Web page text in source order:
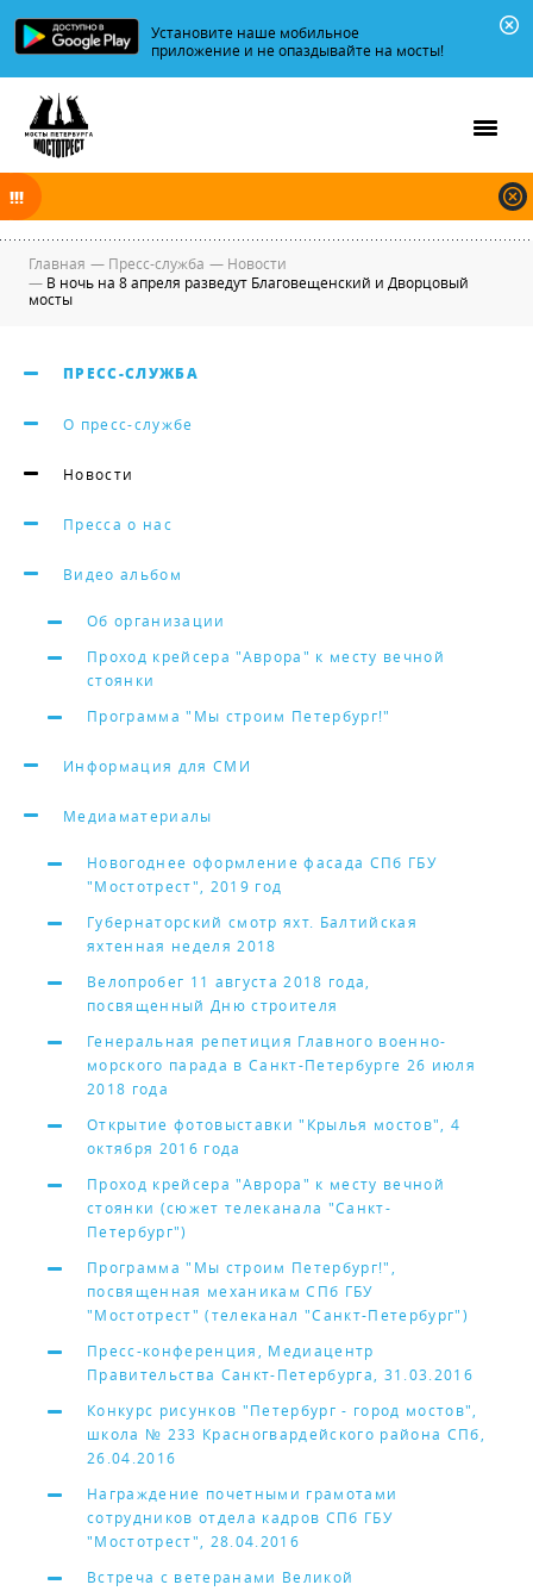
Установите наше мобильное
приложение и не опаздывайте на мосты!
В ночь на 06.08.2026 мосты по Неве и Большой Неве разводятся по
графику.
Главная — Пресс-служба — Новости
— В ночь на 8 апреля разведут Благовещенский и Дворцовый
мосты
ПРЕСС-СЛУЖБА
О пресс-службе
Новости
Пресса о нас
Видео альбом
Об организации
Проход крейсера "Аврора" к месту вечной
стоянки
Программа "Мы строим Петербург!"
Информация для СМИ
Медиаматериалы
Новогоднее оформление фасада СПб ГБУ
"Мостотрест", 2019 год
Губернаторский смотр яхт. Балтийская
яхтенная неделя 2018
Велопробег 11 августа 2018 года,
посвященный Дню строителя
Генеральная репетиция Главного военно-
морского парада в Санкт-Петербурге 26 июля
2018 года
Открытие фотовыставки "Крылья мостов", 4
октября 2016 года
Проход крейсера "Аврора" к месту вечной
стоянки (сюжет телеканала "Санкт-
Петербург")
Программа "Мы строим Петербург!",
посвященная механикам СПб ГБУ
"Мостотрест" (телеканал "Санкт-Петербург")
Пресс-конференция, Медиацентр
Правительства Санкт-Петербурга, 31.03.2016
Конкурс рисунков "Петербург - город мостов",
школа № 233 Красногвардейского района СПб,
26.04.2016
Награждение почетными грамотами
сотрудников отдела кадров СПб ГБУ
"Мостотрест", 28.04.2016
Встреча с ветеранами Великой